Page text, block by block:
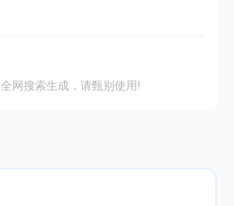
网搜索生成，请甄别使用!